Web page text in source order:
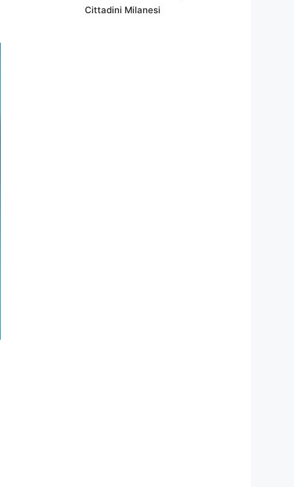
Cittadini Milanesi